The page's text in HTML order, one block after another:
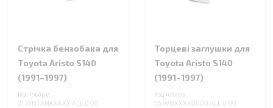
Стрічка бензобака для
Toyota Aristo S140
(1991–1997)
Код товару:
21.WBTANKXXXX.ALL.0.00
Торцеві заглушки для
Toyota Aristo S140
(1991–1997)
Код товару:
55.WBXXXX0000.ALL.0.00